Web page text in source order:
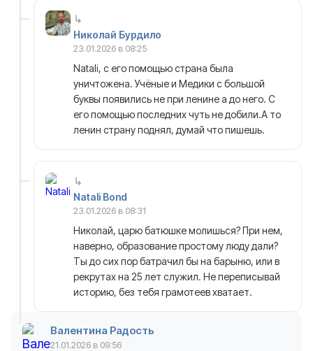
Николай Бурдило
23.01.2026 в 08:25
Natali, с его помощью страна была
уничтожена. Учёные и Медики с большой
буквы появились не при ленине а до него. С
его помощью последних чуть не добили.А то
ленин страну поднял, думай что пишешь.
Natali Bond
23.01.2026 в 08:31
Николай, царю батюшке молишься? При нем,
наверно, образование простому люду дали?
Ты до сих пор батрачил бы на барыню, или в
рекрутах на 25 лет служил. Не переписывай
историю, без тебя грамотеев хватает.
Валентина Радость
21.01.2026 в 09:56